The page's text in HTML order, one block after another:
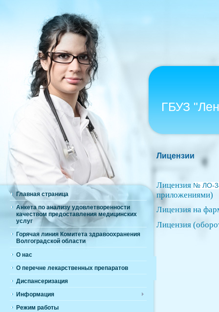
Главная страница
Анкета по анализу удовлетворенности
качеством предоставления медицинских
услуг
Горячая линия Комитета здравоохранения
Волгоградской области
О нас
О перечне лекарственных препаратов
Диспансеризация
Информация
Режим работы
ГБУЗ
Лицензии
Лицензия № ЛО-
приложениями)
Лицензия на
Лицензия